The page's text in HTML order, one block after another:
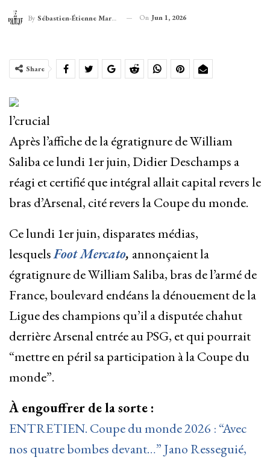
By Sébastien-Étienne Marechal On Jun 1, 2026
Share
l’crucial
Après l’affiche de la égratignure de William
Saliba ce lundi 1er juin, Didier Deschamps a
réagi et certifié que intégral allait capital revers le
bras d’Arsenal, cité revers la Coupe du monde.
Ce lundi 1er juin, disparates médias,
lesquelsFoot Mercato, annonçaient la
égratignure de William Saliba, bras de l’armé de
France, boulevard endéans la dénouement de la
Ligue des champions qu’il a disputée chahut
derrière Arsenal entrée au PSG, et qui pourrait
“mettre en péril sa participation à la Coupe du
monde”.
À engouffrer de la sorte :
ENTRETIEN. Coupe du monde 2026 : “Avec
nos quatre bombes devant…” Jano Resseguié,